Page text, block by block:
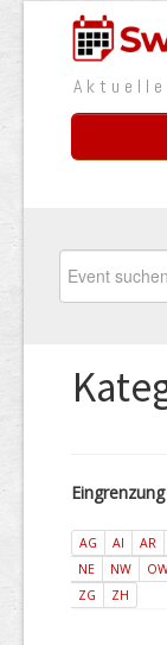
Vorteile
AG AI AR
NE
NW
ZG
ZH